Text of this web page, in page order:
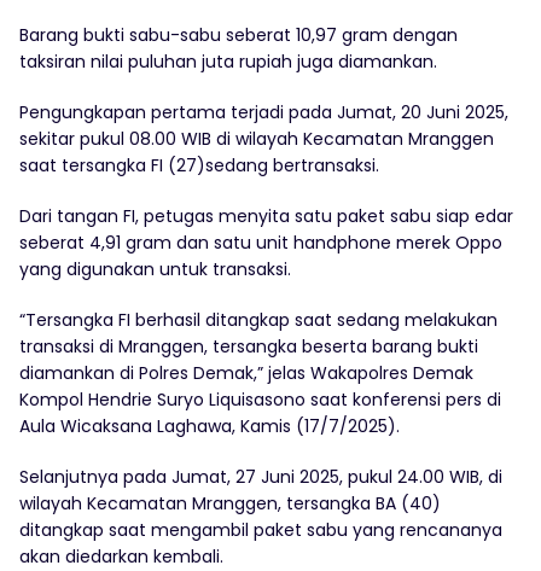
Barang bukti sabu-sabu seberat 10,97 gram dengan
taksiran nilai puluhan juta rupiah juga diamankan.
Pengungkapan pertama terjadi pada Jumat, 20 Juni 2025,
sekitar pukul 08.00 WIB di wilayah Kecamatan Mranggen
saat tersangka FI (27)sedang bertransaksi.
Dari tangan FI, petugas menyita satu paket sabu siap edar
seberat 4,91 gram dan satu unit handphone merek Oppo
yang digunakan untuk transaksi.
“Tersangka FI berhasil ditangkap saat sedang melakukan
transaksi di Mranggen, tersangka beserta barang bukti
diamankan di Polres Demak,” jelas Wakapolres Demak
Kompol Hendrie Suryo Liquisasono saat konferensi pers di
Aula Wicaksana Laghawa, Kamis (17/7/2025).
Selanjutnya pada Jumat, 27 Juni 2025, pukul 24.00 WIB, di
wilayah Kecamatan Mranggen, tersangka BA (40)
ditangkap saat mengambil paket sabu yang rencananya
akan diedarkan kembali.